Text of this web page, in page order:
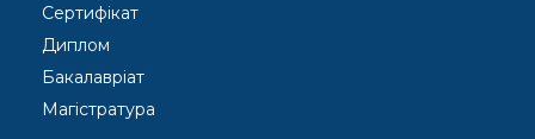
Сертифікат
Диплом
Бакалавріат
Магістратура